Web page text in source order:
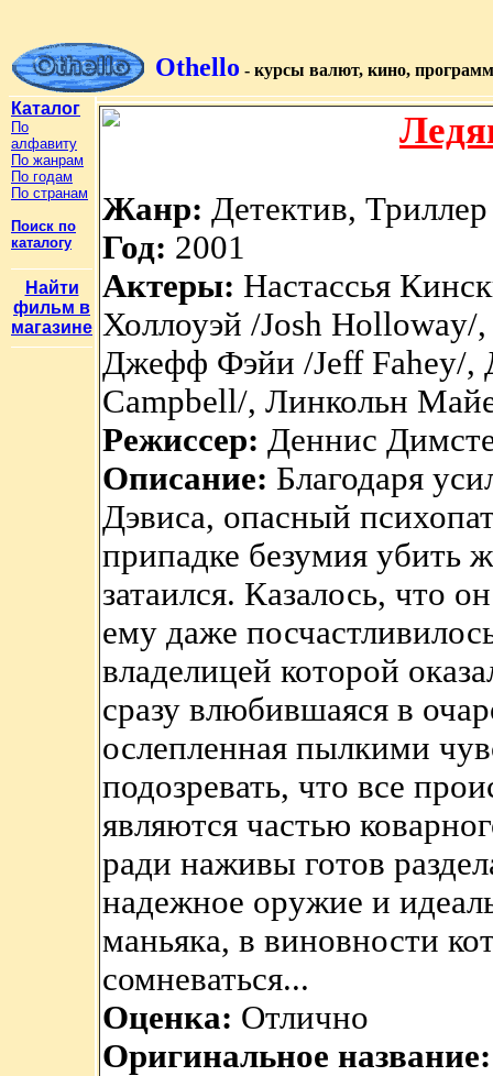
Othello - курсы валют, кино,
Каталог
По
алфавиту
По жанрам
По годам
По странам
Поиск по
каталогу
Найти
фильм в
магазине
Жанр: Детектив, Триллер
Год: 2001
Актеры: Настассья
Холлоуэй /Josh
Джефф Фэйи /Jeff Fahey/,
Campbell/, Линкольн
Режиссер: Деннис
Описание: Благодаря
Дэвиса, опасный
припадке безумия убить
затаился. Казалось, что
ему даже
владелицей которой
сразу влюбившаяся в
ослепленная пылкими
подозревать, что все
являются частью
ради наживы готов
надежное оружие и
маньяка, в виновности
сомневаться...
Оценка: Отлично
Оригинальное